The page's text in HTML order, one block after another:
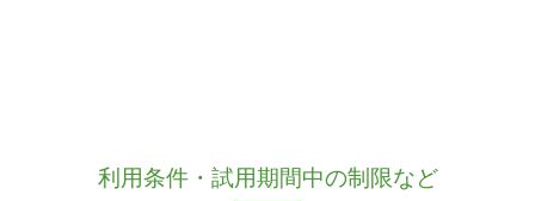
利用条件・試用期間中の制限など